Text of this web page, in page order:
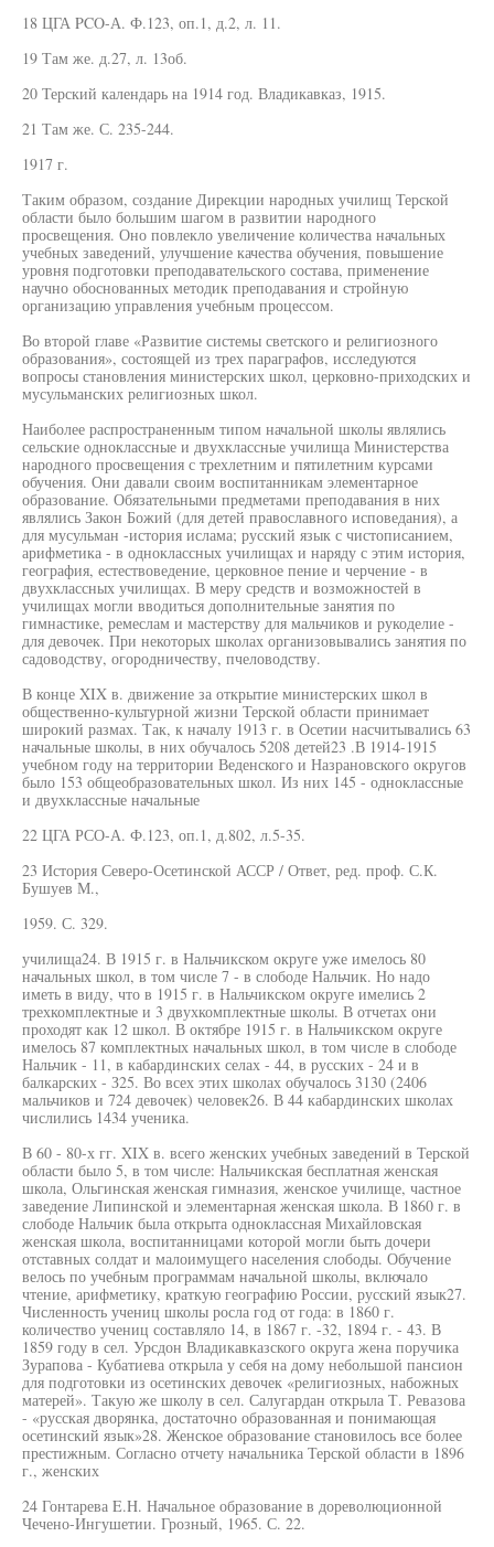
18 ЦГА PCO-А. Ф.123, оп.1, д.2, л. 11.
19 Там же. д.27, л. 13об.
20 Терский календарь на 1914 год. Владикавказ, 1915.
21 Там же. С. 235-244.
1917 г.
Таким образом, создание Дирекции народных училищ Терской
области было большим шагом в развитии народного
просвещения. Оно повлекло увеличение количества начальных
учебных заведений, улучшение качества обучения, повышение
уровня подготовки преподавательского состава, применение
научно обоснованных методик преподавания и стройную
организацию управления учебным процессом.
Во второй главе «Развитие системы светского и религиозного
образования», состоящей из трех параграфов, исследуются
вопросы становления министерских школ, церковно-приходских и
мусульманских религиозных школ.
Наиболее распространенным типом начальной школы являлись
сельские одноклассные и двухклассные училища Министерства
народного просвещения с трехлетним и пятилетним курсами
обучения. Они давали своим воспитанникам элементарное
образование. Обязательными предметами преподавания в них
являлись Закон Божий (для детей православного исповедания), а
для мусульман -история ислама; русский язык с чистописанием,
арифметика - в одноклассных училищах и наряду с этим история,
география, естествоведение, церковное пение и черчение - в
двухклассных училищах. В меру средств и возможностей в
училищах могли вводиться дополнительные занятия по
гимнастике, ремеслам и мастерству для мальчиков и рукоделие -
для девочек. При некоторых школах организовывались занятия по
садоводству, огородничеству, пчеловодству.
В конце XIX в. движение за открытие министерских школ в
общественно-культурной жизни Терской области принимает
широкий размах. Так, к началу 1913 г. в Осетии насчитывались 63
начальные школы, в них обучалось 5208 детей23 .В 1914-1915
учебном году на территории Веденского и Назрановского округов
было 153 общеобразовательных школ. Из них 145 - одноклассные
и двухклассные начальные
22 ЦГА РСО-А. Ф.123, оп.1, д.802, л.5-35.
23 История Северо-Осетинской АССР / Ответ, ред. проф. С.К.
Бушуев М.,
1959. С. 329.
училища24. В 1915 г. в Нальчикском округе уже имелось 80
начальных школ, в том числе 7 - в слободе Нальчик. Но надо
иметь в виду, что в 1915 г. в Нальчикском округе имелись 2
трехкомплектные и 3 двухкомплектные школы. В отчетах они
проходят как 12 школ. В октябре 1915 г. в Нальчикском округе
имелось 87 комплектных начальных школ, в том числе в слободе
Нальчик - 11, в кабардинских селах - 44, в русских - 24 и в
балкарских - З25. Во всех этих школах обучалось 3130 (2406
мальчиков и 724 девочек) человек26. В 44 кабардинских школах
числились 1434 ученика.
В 60 - 80-х гг. XIX в. всего женских учебных заведений в Терской
области было 5, в том числе: Нальчикская бесплатная женская
школа, Ольгинская женская гимназия, женское училище, частное
заведение Липинской и элементарная женская школа. В 1860 г. в
слободе Нальчик была открыта одноклассная Михайловская
женская школа, воспитанницами которой могли быть дочери
отставных солдат и малоимущего населения слободы. Обучение
велось по учебным программам начальной школы, включало
чтение, арифметику, краткую географию России, русский язык27.
Численность учениц школы росла год от года: в 1860 г.
количество учениц составляло 14, в 1867 г. -32, 1894 г. - 43. В
1859 году в сел. Урсдон Владикавказского округа жена поручика
Зурапова - Кубатиева открыла у себя на дому небольшой пансион
для подготовки из осетинских девочек «религиозных, набожных
матерей». Такую же школу в сел. Салугардан открыла Т. Ревазова
- «русская дворянка, достаточно образованная и понимающая
осетинский язык»28. Женское образование становилось все более
престижным. Согласно отчету начальника Терской области в 1896
г., женских
24 Гонтарева E.H. Начальное образование в дореволюционной
Чечено-Ингушетии. Грозный, 1965. С. 22.